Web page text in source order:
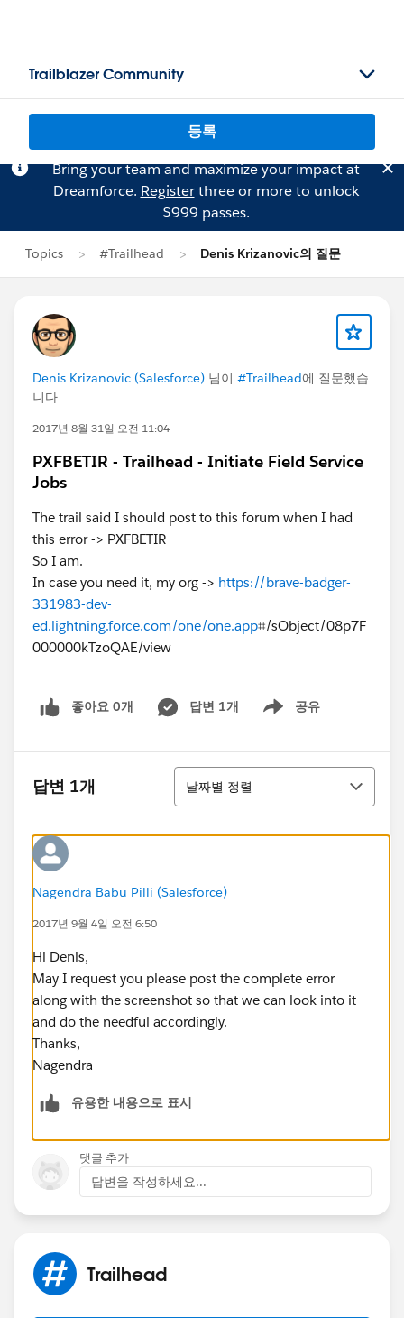
Trailblazer Community
등록
Bring your team and maximize your impact at
Dreamforce. Registerthree or more to unlock
$999 passes.
Topics #Trailhead Denis Krizanovic의 질문
Denis Krizanovic (Salesforce) 님이 #Trailhead에 질문했습
니다
2017년 8월 31일 오전 11:04
PXFBETIR - Trailhead - Initiate Field Service
Jobs
The trail said I should post to this forum when I had
this error -> PXFBETIR
So I am.
In case you need it, my org -> https://brave-badger-
331983-dev-
ed.lightning.force.com/one/one.app⌗/sObject/08p7F
000000kTzoQAE/view
좋아요 0개 답변 1개 공유
Show menu
답변 1개
정렬
날짜별 정렬
Nagendra Babu Pilli (Salesforce)
2017년 9월 4일 오전 6:50
Hi Denis,
May I request you please post the complete error
along with the screenshot so that we can look into it
and do the needful accordingly.
Thanks,
Nagendra
유용한 내용으로 표시
댓글 추가
답변을 작성하세요...
Trailhead